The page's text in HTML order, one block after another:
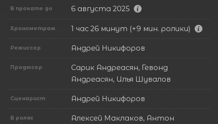
В прокате до 6 августа 2025
Хронометраж 1 час 26 минут (+9 мин. ролики)
Режиссер Андрей Никифоров
Продюсер
Сарик Андреасян, Гевонд
Андреасян, Илья Шувалов
Сценарист Андрей Никифоров
В ролях
Алексей Маклаков, Антон